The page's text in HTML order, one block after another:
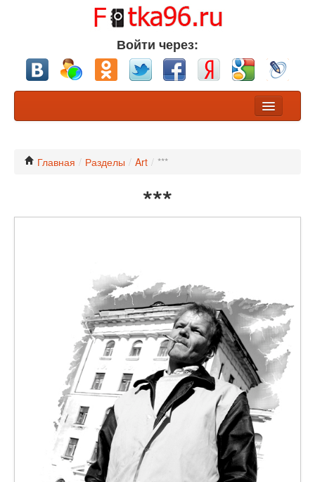
Войти через:
Конкурсы
Участники
Nikon или Canon?
Профессионалы
Объявления
Добавить фото
Вход (регистрация)
Главная / Разделы / Art / ***
***